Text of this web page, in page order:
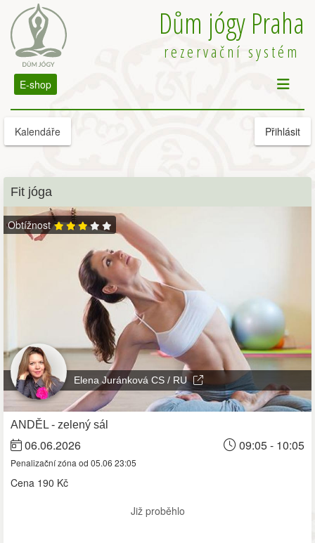
Dům jógy Praha
rezervační systém
E-shop
Kalendáře Přihlásit
Fit jóga
Obtížnost
Elena Juránková CS / RU
ANDĚL - zelený sál
06.06.2026 09:05 - 10:05
Penalizační zóna od 05.06 23:05
Cena 190 Kč
Již proběhlo